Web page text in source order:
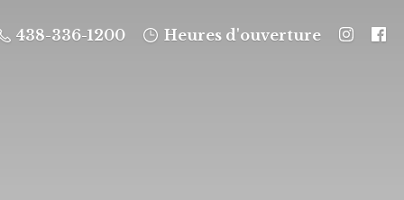
438-336-1200 Heures d'ouverture